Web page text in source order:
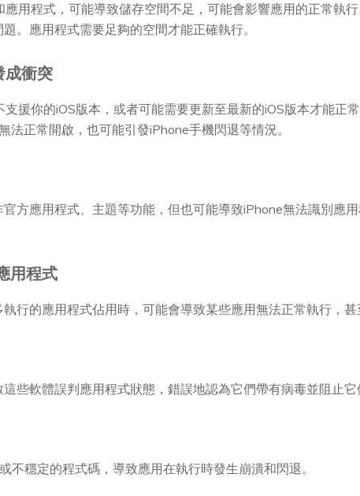
用程式，可能導致儲存空間不足，可能會影響應用的正常執
。應用程式需要足夠的空間才能正確執行。
成衝突
援你的iOS版本，或者可能需要更新至最新的iOS版本才能正
法正常開啟，也可能引發iPhone手機閃退等情況。
方應用程式、主題等功能，但也可能導致iPhone無法識別應
用程式
行的應用程式佔用時，可能會導致某些應用無法正常執行，甚
些軟體誤判應用程式狀態，錯誤地認為它們帶有病毒並阻止它
不穩定的程式碼，導致應用在執行時發生崩潰和閃退。